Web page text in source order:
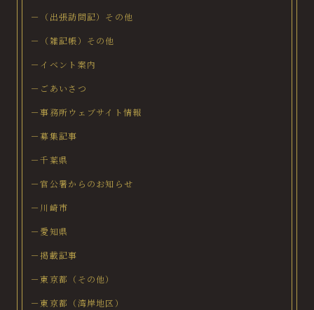
－（出張訪問記）その他
－（雑記帳）その他
－イベント案内
－ごあいさつ
－事務所ウェブサイト情報
－募集記事
－千葉県
－官公署からのお知らせ
－川崎市
－愛知県
－掲載記事
－東京都（その他）
－東京都（湾岸地区）